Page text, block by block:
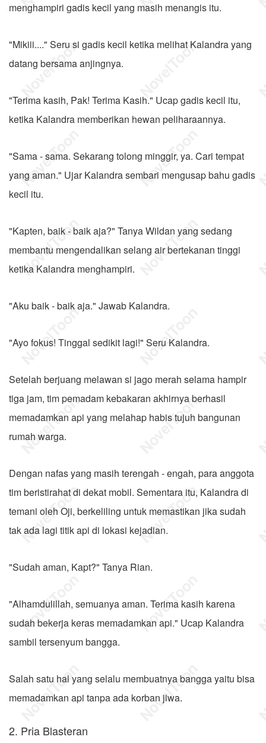
menghampiri gadis kecil yang masih menangis itu.
"Mikiii...." Seru si gadis kecil ketika melihat Kalandra yang
datang bersama anjingnya.
"Terima kasih, Pak! Terima Kasih." Ucap gadis kecil itu,
ketika Kalandra memberikan hewan peliharaannya.
"Sama - sama. Sekarang tolong minggir, ya. Cari tempat
yang aman." Ujar Kalandra sembari mengusap bahu gadis
kecil itu.
"Kapten, baik - baik aja?" Tanya Wildan yang sedang
membantu mengendalikan selang air bertekanan tinggi
ketika Kalandra menghampiri.
"Aku baik - baik aja." Jawab Kalandra.
"Ayo fokus! Tinggal sedikit lagi!" Seru Kalandra.
Setelah berjuang melawan si jago merah selama hampir
tiga jam, tim pemadam kebakaran akhirnya berhasil
memadamkan api yang melahap habis tujuh bangunan
rumah warga.
Dengan nafas yang masih terengah - engah, para anggota
tim beristirahat di dekat mobil. Sementara itu, Kalandra di
temani oleh Oji, berkeliling untuk memastikan jika sudah
tak ada lagi titik api di lokasi kejadian.
"Sudah aman, Kapt?" Tanya Rian.
"Alhamdulillah, semuanya aman. Terima kasih karena
sudah bekerja keras memadamkan api." Ucap Kalandra
sambil tersenyum bangga.
Salah satu hal yang selalu membuatnya bangga yaitu bisa
memadamkan api tanpa ada korban jiwa.
2. Pria Blasteran